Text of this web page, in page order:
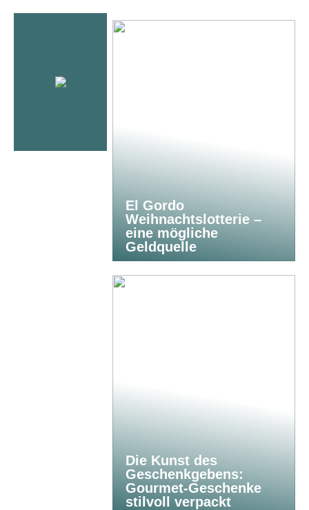
El Gordo
Weihnachtslotterie –
eine mögliche
Geldquelle
Die Kunst des
Geschenkgebens:
Gourmet-Geschenke
stilvoll verpackt